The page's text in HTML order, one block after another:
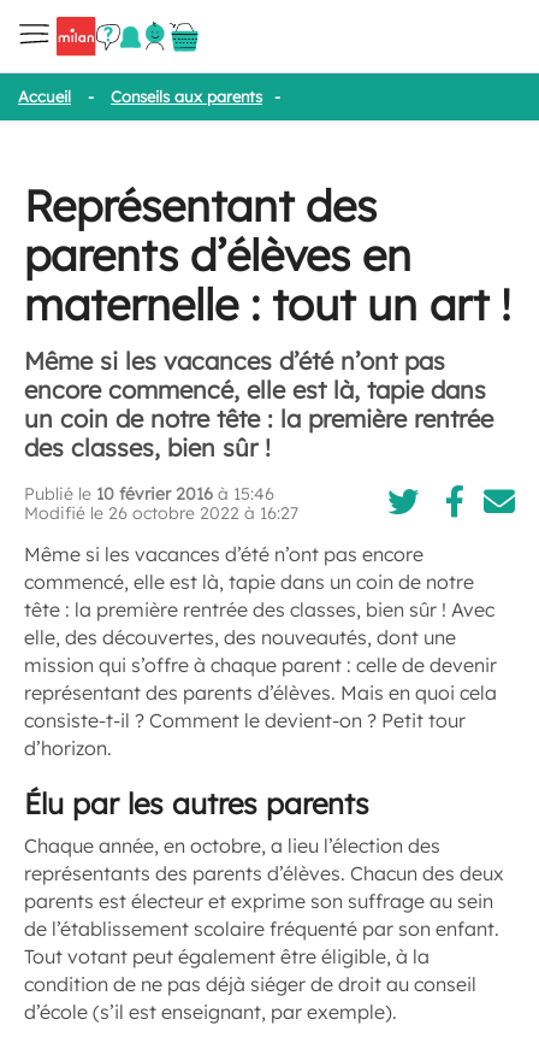
Accueil - Conseils aux parents -
Représentant des
parents d’élèves en
maternelle : tout un art !
Même si les vacances d’été n’ont pas
encore commencé, elle est là, tapie dans
un coin de notre tête : la première rentrée
des classes, bien sûr !
Publié le 10 février 2016 à 15:46
Modifié le 26 octobre 2022 à 16:27
Même si les vacances d’été n’ont pas encore
commencé, elle est là, tapie dans un coin de notre
tête : la première rentrée des classes, bien sûr ! Avec
elle, des découvertes, des nouveautés, dont une
mission qui s’offre à chaque parent : celle de devenir
représentant des parents d’élèves. Mais en quoi cela
consiste-t-il ? Comment le devient-on ? Petit tour
d’horizon.
Élu par les autres parents
Chaque année, en octobre, a lieu l’élection des
représentants des parents d’élèves. Chacun des deux
parents est électeur et exprime son suffrage au sein
de l’établissement scolaire fréquenté par son enfant.
Tout votant peut également être éligible, à la
condition de ne pas déjà siéger de droit au conseil
d’école (s’il est enseignant, par exemple).